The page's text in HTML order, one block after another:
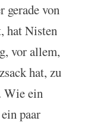
gerade von
hat Nisten
vor allem,
hat, zu
Wie ein
paar